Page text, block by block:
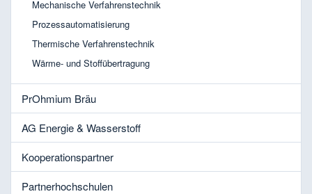
Mechanische Verfahrenstechnik
Prozessautomatisierung
Thermische Verfahrenstechnik
Wärme- und Stoffübertragung
PrOhmium Bräu
AG Energie & Wasserstoff
Kooperationspartner
Partnerhochschulen